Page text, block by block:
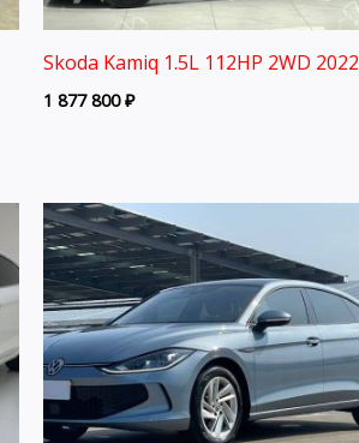
Skoda Kamiq 1.5L 112HP 2WD 2022
1 877 800₽